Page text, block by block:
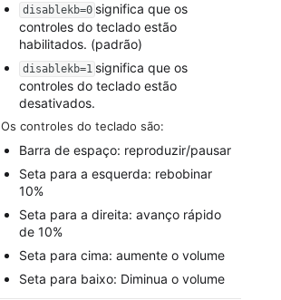
disablekb=0 significa que os
controles do teclado estão
habilitados. (padrão)
disablekb=1 significa que os
controles do teclado estão
desativados.
Os controles do teclado são:
Barra de espaço: reproduzir/pausar
Seta para a esquerda: rebobinar
10%
Seta para a direita: avanço rápido
de 10%
Seta para cima: aumente o volume
Seta para baixo: Diminua o volume